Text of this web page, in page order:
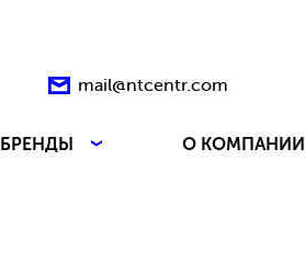
mail@ntcentr.com
БРЕНДЫ О КОМПАНИИ